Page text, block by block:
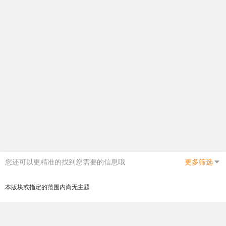
您还可以更精准的找到您需要的信息哦 更多筛选
本版块或指定的范围内尚无主题